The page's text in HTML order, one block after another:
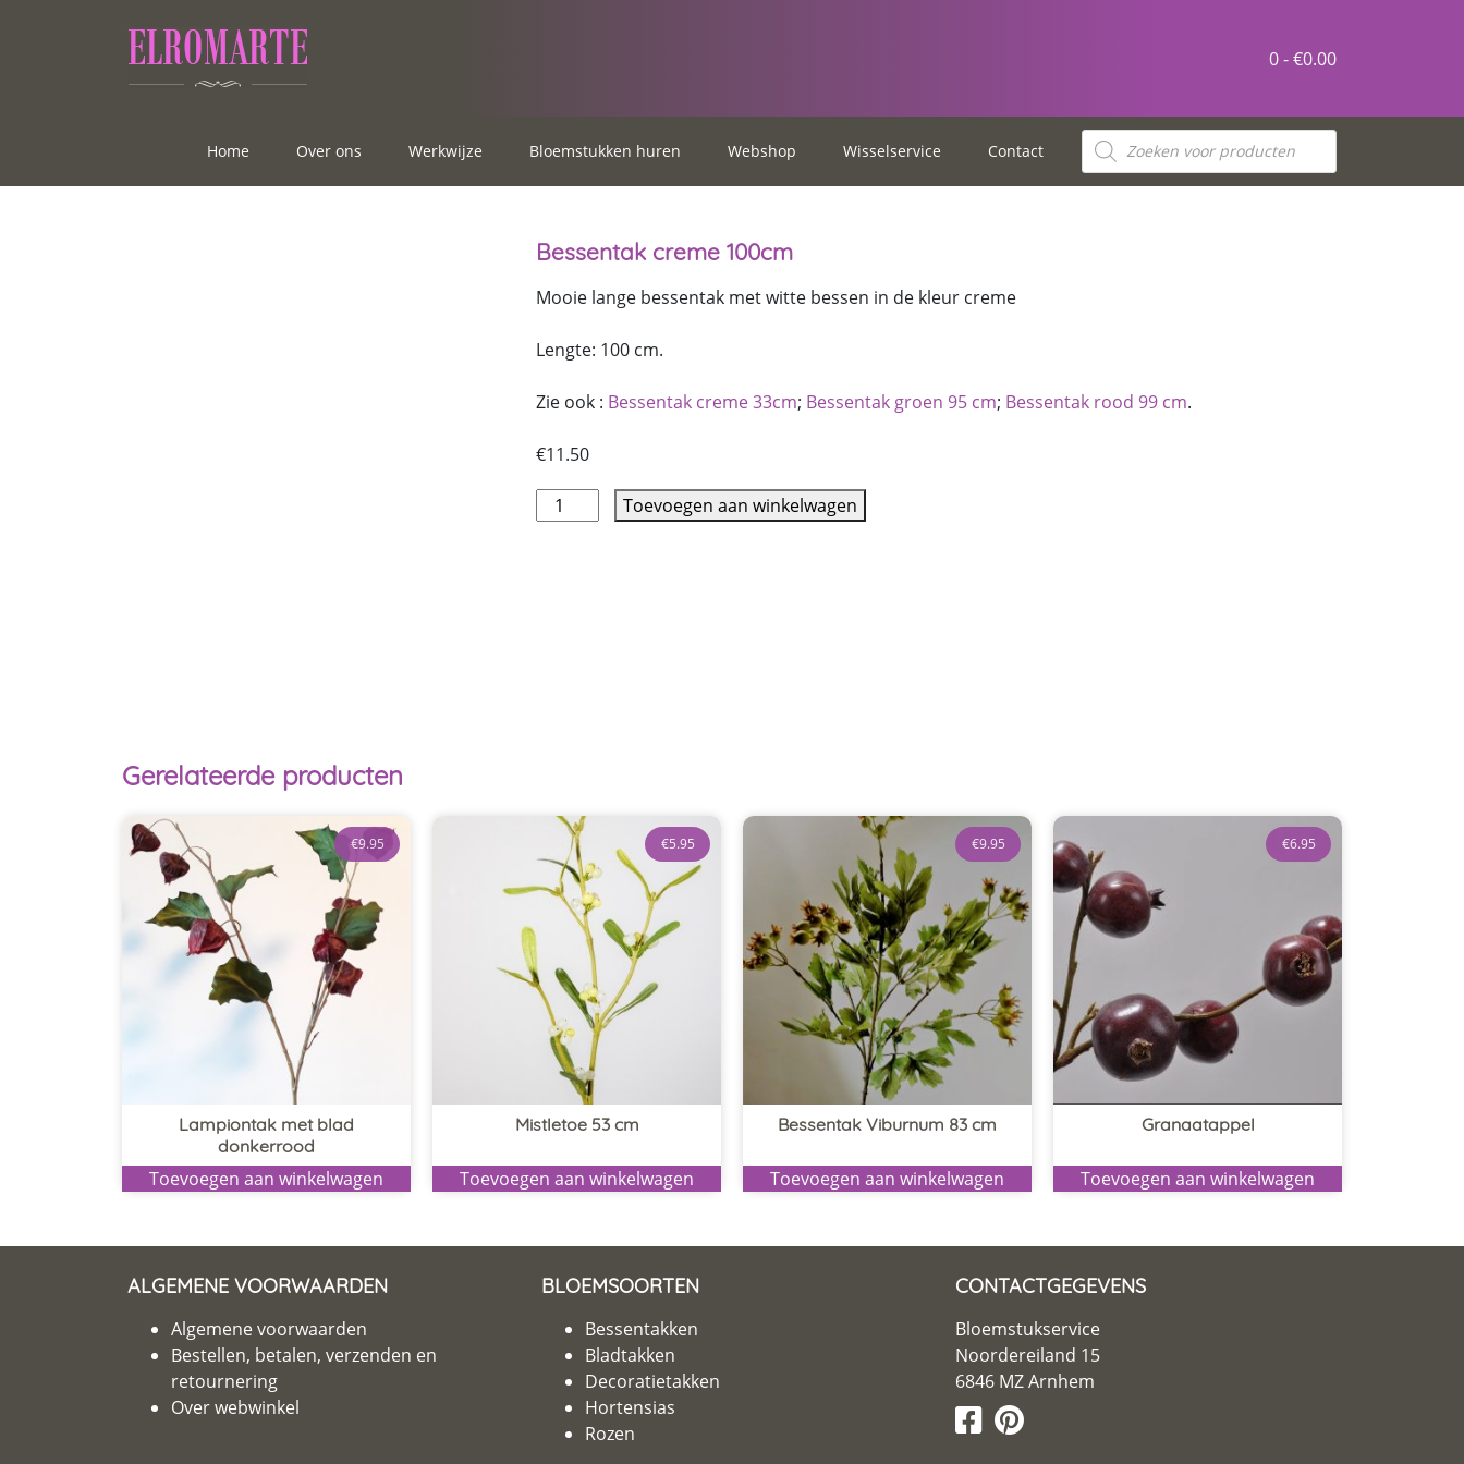
0 -€0.00
Home Over ons Werkwijze Bloemstukken huren Webshop Wisselservice Contact
Bessentak creme 100cm
Mooie lange bessentak met witte bessen in de kleur creme
Lengte: 100 cm.
Zie ook : Bessentak creme 33cm; Bessentak groen 95 cm; Bessentak rood 99 cm.
€11.50
Toevoegen aan winkelwagen
Gerelateerde producten
Lampiontak met blad
donkerrood
€9.95
Toevoegen aan winkelwagen
Mistletoe 53 cm
€5.95
Toevoegen aan winkelwagen
Bessentak Viburnum 83 cm
€9.95
Toevoegen aan winkelwagen
Granaatappel
€6.95
Toevoegen aan winkelwagen
ALGEMENE VOORWAARDEN
Algemene voorwaarden
Bestellen, betalen, verzenden en
retournering
Over webwinkel
BLOEMSOORTEN
Bessentakken
Bladtakken
Decoratietakken
Hortensias
Rozen
CONTACTGEGEVENS
Bloemstukservice
Noordereiland 15
6846 MZ Arnhem